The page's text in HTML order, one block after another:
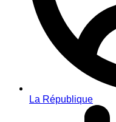
La République